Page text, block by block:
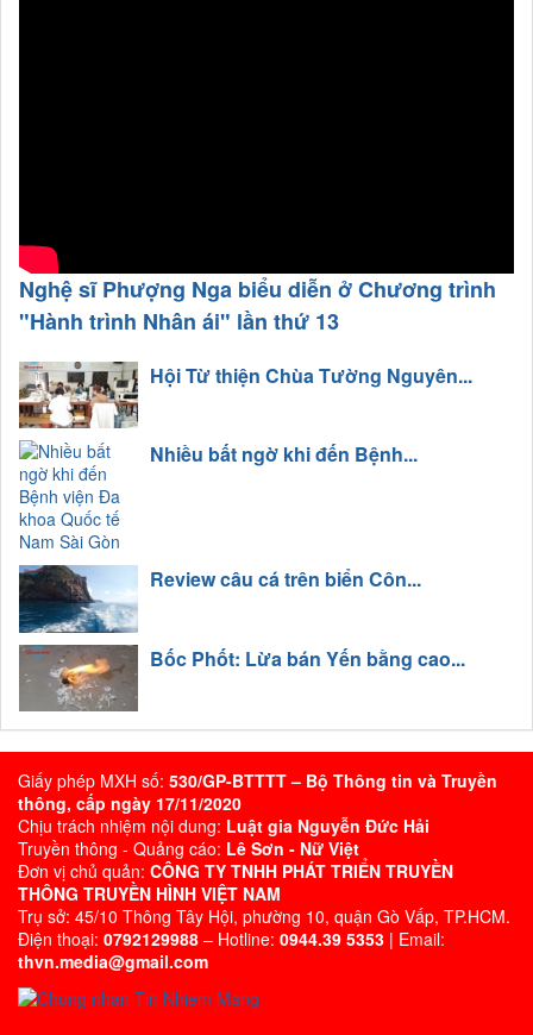
Nghệ sĩ Phượng Nga biểu diễn ở Chương trình
"Hành trình Nhân ái" lần thứ 13
Hội Từ thiện Chùa Tường Nguyên...
Nhiều bất ngờ khi đến Bệnh...
Review câu cá trên biển Côn...
Bốc Phốt: Lừa bán Yến bằng cao...
Giấy phép MXH số: 530/GP-BTTTT – Bộ Thông tin và Truyền
thông, cấp ngày 17/11/2020
Chịu trách nhiệm nội dung: Luật gia Nguyễn Đức Hải
Truyền thông - Quảng cáo: Lê Sơn - Nữ Việt
Đơn vị chủ quản: CÔNG TY TNHH PHÁT TRIỂN TRUYỀN
THÔNG TRUYỀN HÌNH VIỆT NAM
Trụ sở: 45/10 Thông Tây Hội, phường 10, quận Gò Vấp, TP.HCM.
Điện thoại: 0792129988 – Hotline: 0944.39 5353 | Email:
thvn.media@gmail.com